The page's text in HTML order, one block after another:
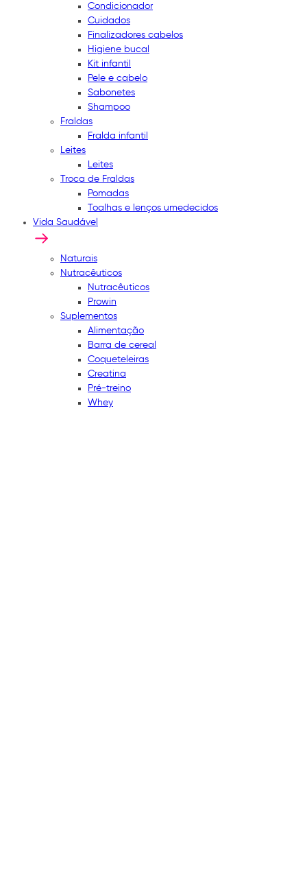
Condicionador
Cuidados
Finalizadores cabelos
Higiene bucal
Kit infantil
Pele e cabelo
Sabonetes
Shampoo
Fraldas
Fralda infantil
Leites
Leites
Troca de Fraldas
Pomadas
Toalhas e lenços umedecidos
Vida Saudável
Naturais
Nutracêuticos
Nutracêuticos
Prowin
Suplementos
Alimentação
Barra de cereal
Coqueteleiras
Creatina
Pré-treino
Whey